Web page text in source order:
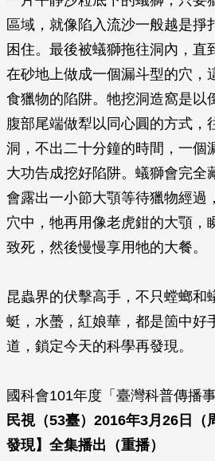
區域，就像陷入流沙一般越是掙
困住。最後被蟻獅拖往洞內，直
在砂地上做成一個漏斗型的穴，
食獵物的陷阱。牠挖洞造窩是以
腹部尾端做犁以同心圓的方式，
洞，不出二十分鐘的時間，一個
大功告成挖好陷阱。蟻獅會完全
會露出一小節大顎等待獵物經過
穴中，牠再用像老虎鉗的大顎，
致死，然後慢慢享用牠的大餐。
昆蟲界的伏擊高手，不只螳螂和
蜓，水蠆，紅娘華，都是箇中好
道，鎖定今天的科學再發現。
國科會101年度「臺灣科普傳播
民視（53臺）2016年3月26日（
發現】全集播出（重播）